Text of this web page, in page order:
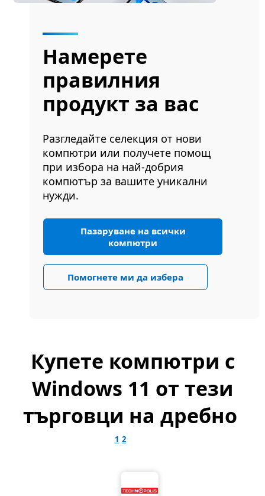
Намерете
правилния
продукт за вас
Разгледайте селекция от нови
компютри или получете помощ
при избора на най-добрия
компютър за вашите уникални
нужди.
Пазаруване на всички
компютри
Помогнете ми да избера
Купете компютри с
Windows 11 от тези
търговци на дребно
1 2